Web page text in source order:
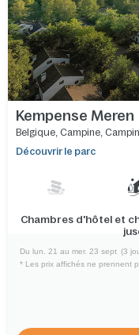
Kempense Meren
Belgique, Campine,
Découvrir le parc
Chambres d'hôtel et
Du lun. 21 au mer. 23 sept (3
* Les prix affichés ne prennent